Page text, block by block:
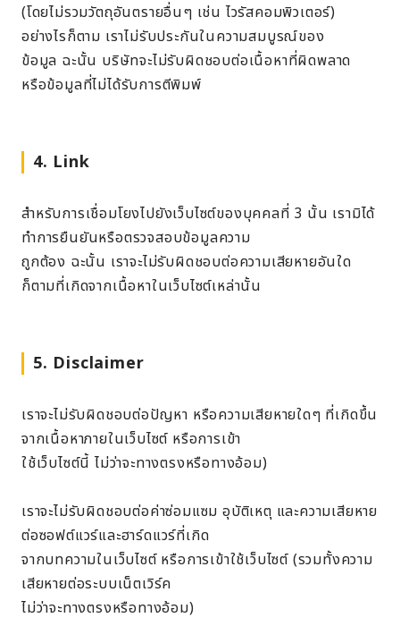
(โดยไม่รวมวัตถุอันตรายอื่นๆ เช่น ไวรัสคอมพิวเตอร์)
อย่างไรก็ตาม เราไม่รับประกันในความสมบูรณ์ของ
ข้อมูล ฉะนั้น บริษัทจะไม่รับผิดชอบต่อเนื้อหาที่ผิดพลาด
หรือข้อมูลที่ไม่ได้รับการตีพิมพ์
4. Link
สำหรับการเชื่อมโยงไปยังเว็บไซต์ของบุคคลที่ 3 นั้น เรามิได้
ทำการยืนยันหรือตรวจสอบข้อมูลความ
ถูกต้อง ฉะนั้น เราจะไม่รับผิดชอบต่อความเสียหายอันใด
ก็ตามที่เกิดจากเนื้อหาในเว็บไซต์เหล่านั้น
5. Disclaimer
เราจะไม่รับผิดชอบต่อปัญหา หรือความเสียหายใดๆ ที่เกิดขึ้น
จากเนื้อหาภายในเว็บไซต์ หรือการเข้า
ใช้เว็บไซต์นี้ ไม่ว่าจะทางตรงหรือทางอ้อม)
เราจะไม่รับผิดชอบต่อค่าซ่อมแซม อุบัติเหตุ และความเสียหาย
ต่อซอฟต์แวร์และฮาร์ดแวร์ที่เกิด
จากบทความในเว็บไซต์ หรือการเข้าใช้เว็บไซต์ (รวมทั้งความ
เสียหายต่อระบบเน็ตเวิร์ค
ไม่ว่าจะทางตรงหรือทางอ้อม)